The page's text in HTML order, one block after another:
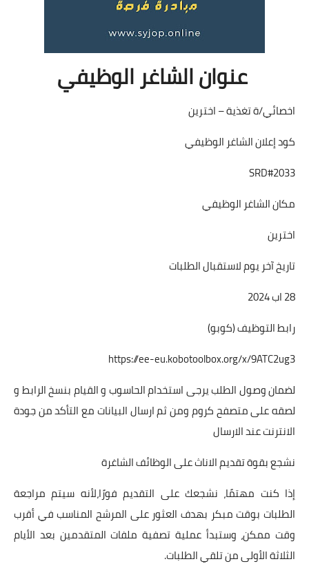
عنوان الشاغر الوظيفي
اخصائي/ة تغذية – اخترين
كود إعلان الشاغر الوظيفي
SRD#2033
مكان الشاغر الوظيفي
اخترين
تاريخ آخر يوم لاستقبال الطلبات
28 اب 2024
رابط التوظيف (كوبو)
https://ee-eu.kobotoolbox.org/x/9ATC2ug3
لضمان وصول الطلب يرجى استخدام الحاسوب و القيام بنسخ الرابط و
لصقه على متصفح كروم ومن ثم ارسال البيانات مع التأكد من جودة
الانترنت عند الارسال
نشجع بقوة تقديم الاناث على الوظائف الشاغرة
إذا كنت مهتمًا، نشجعك على التقديم فورًا،لأنه سيتم مراجعة
الطلبات بوقت مبكر بهدف العثور على المرشح المناسب في أقرب
وقت ممكن، وستبدأ عملية تصفية ملفات المتقدمين بعد الأيام
الثلاثة الأولى من تلقي الطلبات.